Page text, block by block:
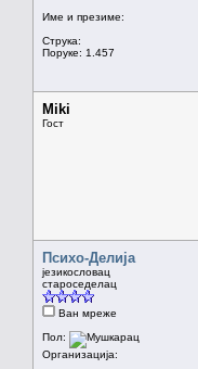
Име и презиме:
Струка:
Поруке: 1.457
Miki
Гост
Психо-Делија
језикословац
староседелац
Ван мреже
Пол:
Организација: